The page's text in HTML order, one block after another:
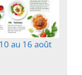
au 16 août